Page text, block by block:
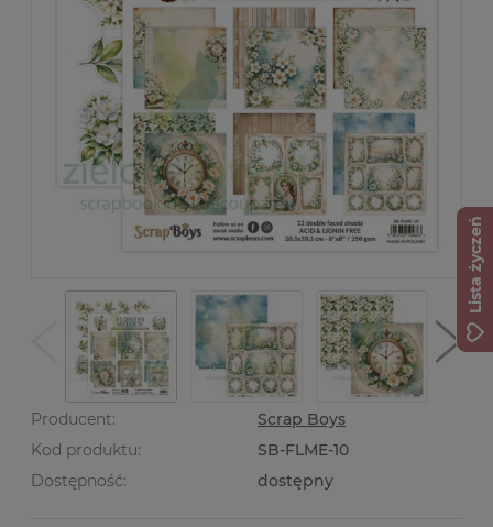
Producent:
Scrap Boys
Kod produktu:
SB-FLME-10
Dostępność:
dostępny
Lista życzeń